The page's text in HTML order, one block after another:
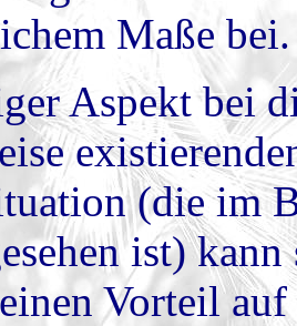
Maße bei.
Aspekt bei
(die im
ist)
Vorteil auf